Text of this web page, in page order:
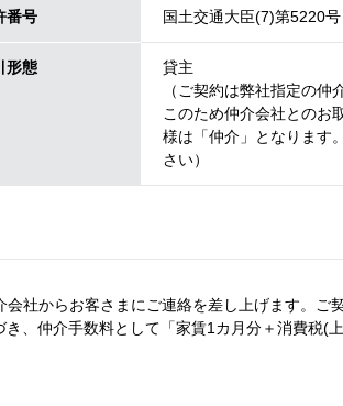
番号 国土交通大臣(7)第5220号
形態
貸主
（ご契約は弊社指定の仲
このため仲介会社とのお
様は「仲介」となります
さい）
社からお客さまにご連絡を差し上げます。ご
、仲介手数料として「家賃1カ月分＋消費税(